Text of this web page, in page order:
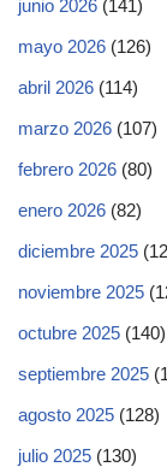
junio 2026 (141)
mayo 2026 (126)
abril 2026 (114)
marzo 2026 (107)
febrero 2026 (80)
enero 2026 (82)
diciembre 2025
noviembre 2025
octubre 2025 (140)
septiembre 2025
agosto 2025 (128)
julio 2025 (130)